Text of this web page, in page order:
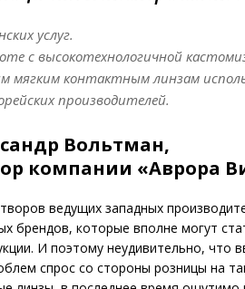
услуг.
с высокотехнологичной
мягким контактным линзам
производителей.
Вольтман,
компании «Аврора
ведущих западных
брендов, которые вполне могут
И по­этому неудивительно, что
спрос со стороны розницы на